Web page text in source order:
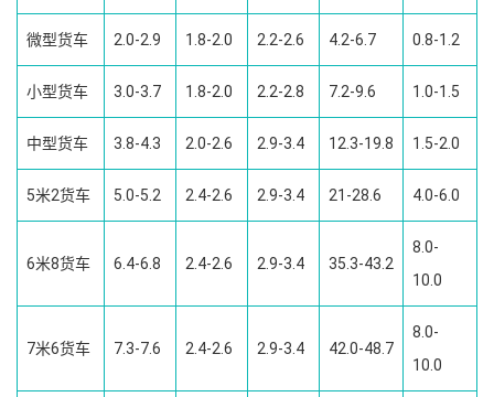
微型货车 2.0-2.9 1.8-2.0 2.2-2.6 4.2-6.7 0.8-1.2
小型货车 3.0-3.7 1.8-2.0 2.2-2.8 7.2-9.6 1.0-1.5
中型货车 3.8-4.3 2.0-2.6 2.9-3.4 12.3-19.8 1.5-2.0
5米2货车 5.0-5.2 2.4-2.6 2.9-3.4 21-28.6 4.0-6.0
6米8货车 6.4-6.8 2.4-2.6 2.9-3.4 35.3-43.2
8.0-
10.0
7米6货车 7.3-7.6 2.4-2.6 2.9-3.4 42.0-48.7
8.0-
10.0